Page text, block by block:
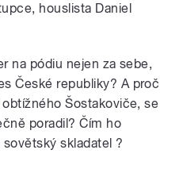
houslista Daniel
na pódiu nejen za sebe,
České republiky? A proč
Šostakoviče, se
poradil? Čím ho
skladatel ?